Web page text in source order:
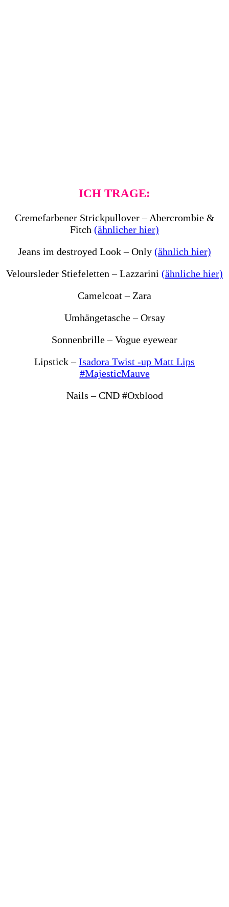
ICH TRAGE:
Cremefarbener Strickpullover – Abercrombie &
Fitch (ähnlicher hier)
Jeans im destroyed Look – Only (ähnlich hier)
Veloursleder Stiefeletten – Lazzarini (ähnliche hier)
Camelcoat – Zara
Umhängetasche – Orsay
Sonnenbrille – Vogue eyewear
Lipstick –Isadora Twist -up Matt Lips
#MajesticMauve
Nails – CND #Oxblood